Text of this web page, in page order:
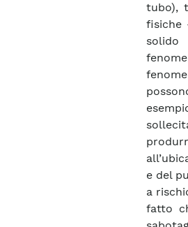
tubo),
fisiche
solido
e del
a
fatto